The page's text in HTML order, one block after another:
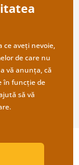
creat de
ce aveți nevoie,
de care nu
vă anunța, că
în funcție de
să vă